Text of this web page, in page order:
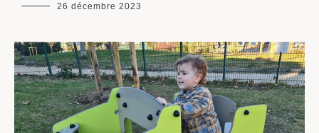
maman
26 décembre 2023